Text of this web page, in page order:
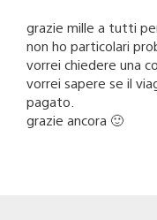
grazie mille a tutti
non ho particolari
vorrei chiedere una
vorrei sapere se il
pagato.
grazie ancora 🙂